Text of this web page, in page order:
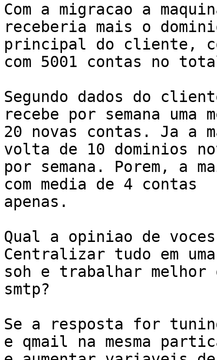
Com a migracao a
receberia mais o
principal do cliente,
com 5001 contas no
Segundo dados do
recebe por semana uma
20 novas contas. Ja a
volta de 10 dominios
por semana. Porem, a
com media de 4 contas
apenas.
Qual a opiniao de
Centralizar tudo em uma
soh e trabalhar melhor
smtp?
Se a resposta for
e qmail na mesma